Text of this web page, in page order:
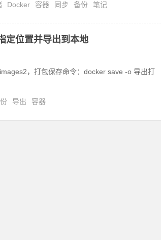
Docker 容器 同步 备份 笔记
定位置并导出到本地
，打包保存命令：docker save -o 导出打
导出 容器